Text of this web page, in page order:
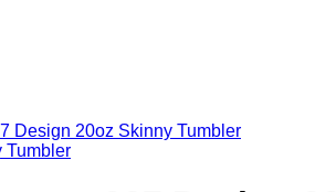
Tumbler